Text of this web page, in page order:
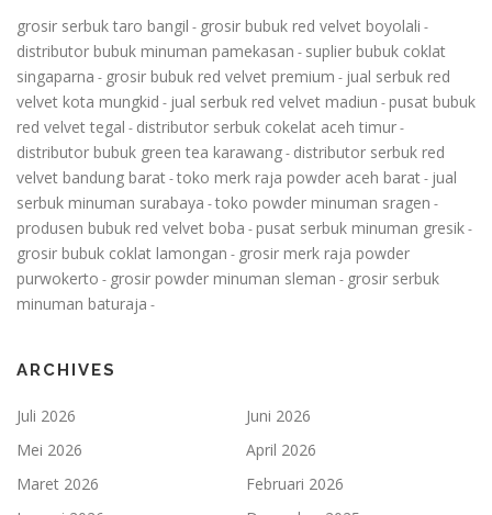
grosir serbuk taro bangil - grosir bubuk red velvet boyolali -
distributor bubuk minuman pamekasan - suplier bubuk coklat
singaparna - grosir bubuk red velvet premium - jual serbuk red
velvet kota mungkid - jual serbuk red velvet madiun -pusat bubuk
red velvet tegal - distributor serbuk cokelat aceh timur-
distributor bubuk green tea karawang- distributor serbuk red
velvet bandung barat-toko merk raja powder aceh barat- jual
serbuk minuman surabaya -toko powder minuman sragen -
produsen bubuk red velvet boba -pusat serbuk minuman gresik-
grosir bubuk coklat lamongan - grosir merk raja powder
purwokerto - grosir powder minuman sleman - grosir serbuk
minuman baturaja -
ARCHIVES
Juli 2026
Juni 2026
Mei 2026
April 2026
Maret 2026
Februari 2026